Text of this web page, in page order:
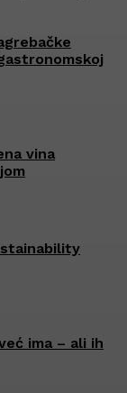
vina
ima – ali ih